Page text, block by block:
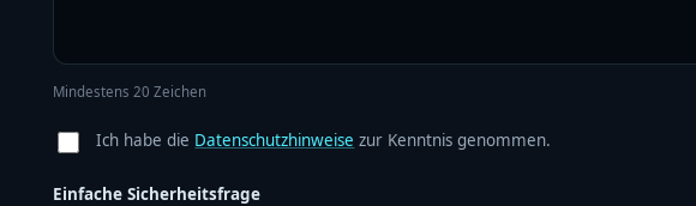
Mindestens 20 Zeichen
Ich habe die Datenschutzhinweise zur Kenntnis genommen.
Einfache Sicherheitsfrage